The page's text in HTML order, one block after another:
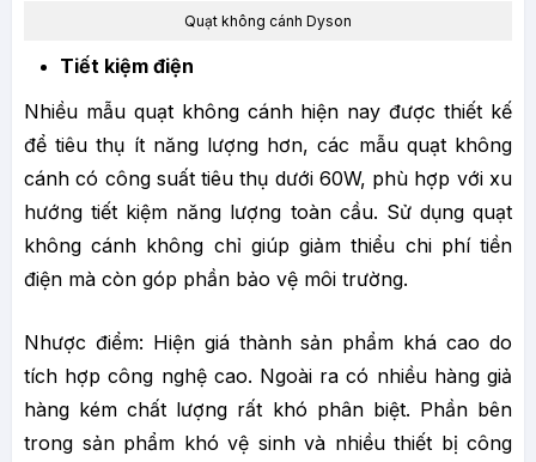
Quạt không cánh Dyson
Tiết kiệm điện
Nhiều mẫu quạt không cánh hiện nay được thiết kế
để tiêu thụ ít năng lượng hơn, các mẫu quạt không
cánh có công suất tiêu thụ dưới 60W, phù hợp với xu
hướng tiết kiệm năng lượng toàn cầu. Sử dụng quạt
không cánh không chỉ giúp giảm thiểu chi phí tiền
điện mà còn góp phần bảo vệ môi trường.
Nhược điểm: Hiện giá thành sản phẩm khá cao do
tích hợp công nghệ cao. Ngoài ra có nhiều hàng giả
hàng kém chất lượng rất khó phân biệt. Phần bên
trong sản phẩm khó vệ sinh và nhiều thiết bị công